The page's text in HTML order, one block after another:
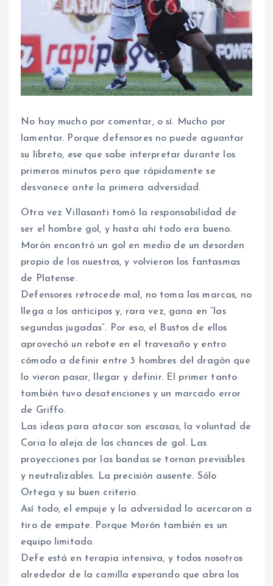
No hay mucho por comentar, o sí. Mucho por
lamentar. Porque defensores no puede aguantar
su libreto, ese que sabe interpretar durante los
primeros minutos pero que rápidamente se
desvanece ante la primera adversidad.
Otra vez Villasanti tomó la responsabilidad de
ser el hombre gol, y hasta ahí todo era bueno.
Morón encontró un gol en medio de un desorden
propio de los nuestros, y volvieron los fantasmas
de Platense.
Defensores retrocede mal, no toma las marcas, no
llega a los anticipos y, rara vez, gana en “las
segundas jugadas”. Por eso, el Bustos de ellos
aprovechó un rebote en el travesaño y entro
cómodo a definir entre 3 hombres del dragón que
lo vieron pasar, llegar y definir. El primer tanto
también tuvo desatenciones y un marcado error
de Griffo.
Las ideas para atacar son escasas, la voluntad de
Coria lo aleja de las chances de gol. Las
proyecciones por las bandas se tornan previsibles
y neutralizables. La precisión ausente. Sólo
Ortega y su buen criterio.
Así todo, el empuje y la adversidad lo acercaron a
tiro de empate. Porque Morón también es un
equipo limitado.
Defe está en terapia intensiva, y todos nosotros
alrededor de la camilla esperando que abra los